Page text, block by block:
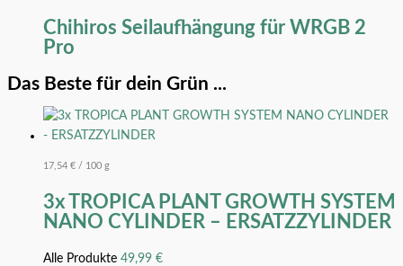
Chihiros Seilaufhängung für WRGB 2
Pro
Chihiros 24,90€
Das Beste für dein Grün ...
17,54 € / 100 g
3x TROPICA PLANT GROWTH SYSTEM
NANO CYLINDER – ERSATZZYLINDER
Alle Produkte 49,99 €